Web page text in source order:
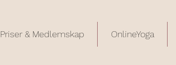
Priser & Medlemskap OnlineYoga